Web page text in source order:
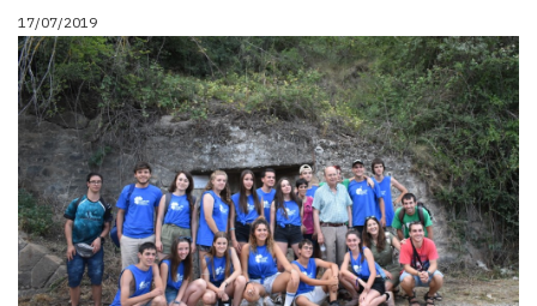
17/07/2019